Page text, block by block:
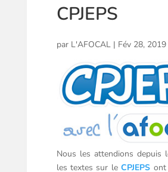
CPJEPS
par L'AFOCAL| Fév 28, 2019
Nous les attendions depuis
les textes sur leCPJEPS ont